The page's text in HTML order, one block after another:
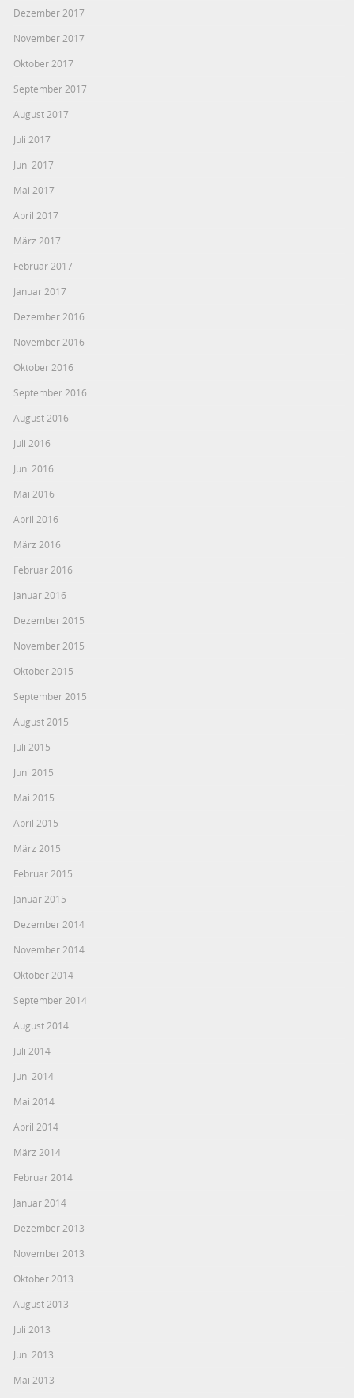
Dezember 2017
November 2017
Oktober 2017
September 2017
August 2017
Juli 2017
Juni 2017
Mai 2017
April 2017
März 2017
Februar 2017
Januar 2017
Dezember 2016
November 2016
Oktober 2016
September 2016
August 2016
Juli 2016
Juni 2016
Mai 2016
April 2016
März 2016
Februar 2016
Januar 2016
Dezember 2015
November 2015
Oktober 2015
September 2015
August 2015
Juli 2015
Juni 2015
Mai 2015
April 2015
März 2015
Februar 2015
Januar 2015
Dezember 2014
November 2014
Oktober 2014
September 2014
August 2014
Juli 2014
Juni 2014
Mai 2014
April 2014
März 2014
Februar 2014
Januar 2014
Dezember 2013
November 2013
Oktober 2013
August 2013
Juli 2013
Juni 2013
Mai 2013